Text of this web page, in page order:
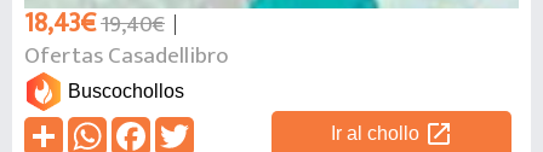
18,43€19,40€
Ofertas Casadellibro
Buscochollos
Ir al chollo open_in_new